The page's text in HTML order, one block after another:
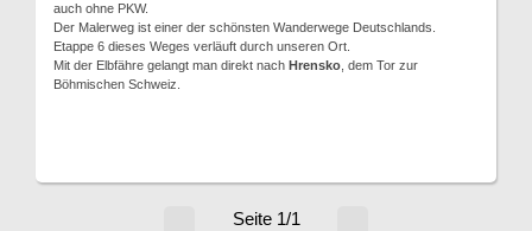
auch ohne PKW.
Der Malerweg ist einer der schönsten Wanderwege Deutschlands.
Etappe 6 dieses Weges verläuft durch unseren Ort.
Mit der Elbfähre gelangt man direkt nach Hrensko , dem Tor zur
Böhmischen Schweiz.
Seite 1/1